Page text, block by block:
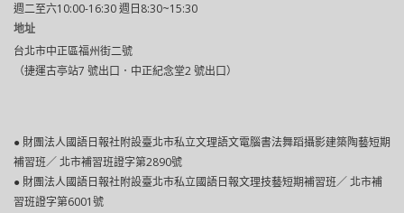
週二至六10:00-16:30 週日8:30~15:30
地址
台北市中正區福州街二號
（捷運古亭站7 號出口．中正紀念堂2 號出口）
● 財團法人國語日報社附設臺北市私立文理語文電腦書法舞蹈攝影建築陶藝短期
補習班／ 北市補習班證字第2890號
● 財團法人國語日報社附設臺北巿私立國語日報文理技藝短期補習班／ 北市補
習班證字第6001號